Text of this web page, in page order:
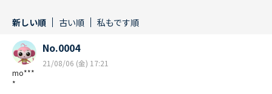
新しい順 古い順 私もです順
mo***
*
No.0004
21/08/06 (金) 17:21